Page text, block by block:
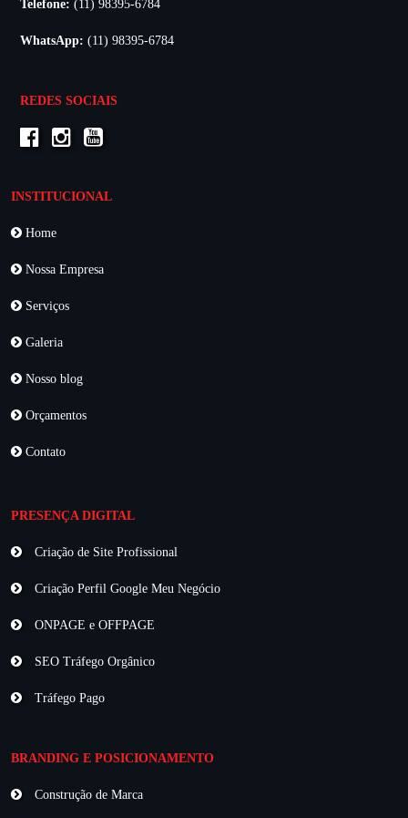
Telefone: (11) 98395-6784
WhatsApp: (11) 98395-6784
REDES SOCIAIS
INSTITUCIONAL
Home
Nossa Empresa
Serviços
Galeria
Nosso blog
Orçamentos
Contato
PRESENÇA DIGITAL
Criação de Site Profissional
Criação Perfil Google Meu Negócio
ONPAGE e OFFPAGE
SEO Tráfego Orgânico
Tráfego Pago
BRANDING E POSICIONAMENTO
Construção de Marca